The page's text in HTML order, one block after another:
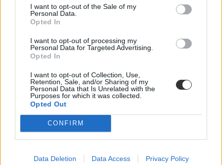
I want to opt-out of the Sale of my
Personal Data.
Opted In
I want to opt-out of processing my
Personal Data for Targeted Advertising.
Opted In
I want to opt-out of Collection, Use,
Retention, Sale, and/or Sharing of my
Personal Data that Is Unrelated with the
Purposes for which it was collected.
Opted Out
CONFIRM
Data Deletion Data Access Privacy Policy
egyre jobban terjedni fog a vitakultúra itthon” – mondja Balázsy
A négy magyar csapat Oxfordban - vitaedzőjükkel, Balázsy
Andrással
Society egyik társelnöki posztját Telek Johanna veszi majd át, ő
pedig úgy látja, létre lehetne hozni egy nagyobb közösséget. „Egyre
több helyen van vitaklub, a Fazekas mellett van a Berzsenyinek is,
az Eötvösnek is. Ha azokat az eseményeket, amelyeket eddig főleg
milestone-os diákoknak tartottunk, kiszélesítenénk, sokkal többen
tudnának egymással megismerkedni, együtt vitázni. Azt reméljük,
hogy egyre több olyan diák lesz, aki versenyszerűen vagy akár csak
hobbiból vitázni fog” – magyarázza.
Abban ugyanis egyetértenek, hogy mindenki jól járna azzal, ha